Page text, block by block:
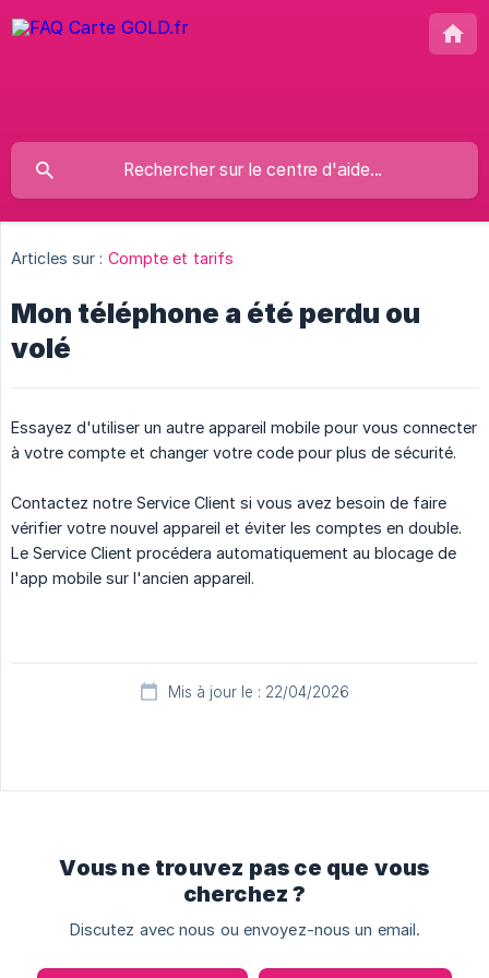
Articles sur : Compte et tarifs
Mon téléphone a été perdu ou
volé
Essayez d'utiliser un autre appareil mobile pour vous connecter
à votre compte et changer votre code pour plus de sécurité.
Contactez notre Service Client si vous avez besoin de faire
vérifier votre nouvel appareil et éviter les comptes en double.
Le Service Client procédera automatiquement au blocage de
l'app mobile sur l'ancien appareil.
Mis à jour le : 22/04/2026
Vous ne trouvez pas ce que vous
cherchez ?
Discutez avec nous ou envoyez-nous un email.